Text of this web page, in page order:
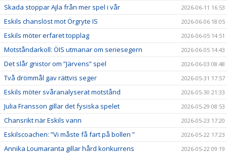
Skada stoppar Ajla från mer spel i vår 2026-06-11 16:53
Eskils chanslöst mot Örgryte IS 2026-06-06 18:05
Eskils möter erfaret topplag 2026-06-05 14:51
Motståndarkoll: ÖIS utmanar om seriesegern 2026-06-05 14:43
Det slår gnistor om ”Järvens” spel 2026-06-03 08:48
Två drömmål gav rättvis seger 2026-05-31 17:57
Eskils möter svåranalyserat motstånd 2026-05-30 21:33
Julia Fransson gillar det fysiska spelet 2026-05-29 08:53
Chansrikt när Eskils vann 2026-05-23 17:20
Eskilscoachen: ”Vi måste få fart på bollen ” 2026-05-22 17:23
Annika Loumaranta gillar hård konkurrens 2026-05-22 09:19